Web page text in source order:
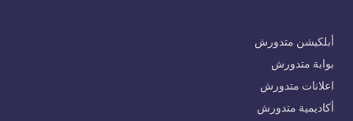
أبلكيشن متدورش
بوابة متدورش
اعلانات متدورش
أكاديمية متدورش